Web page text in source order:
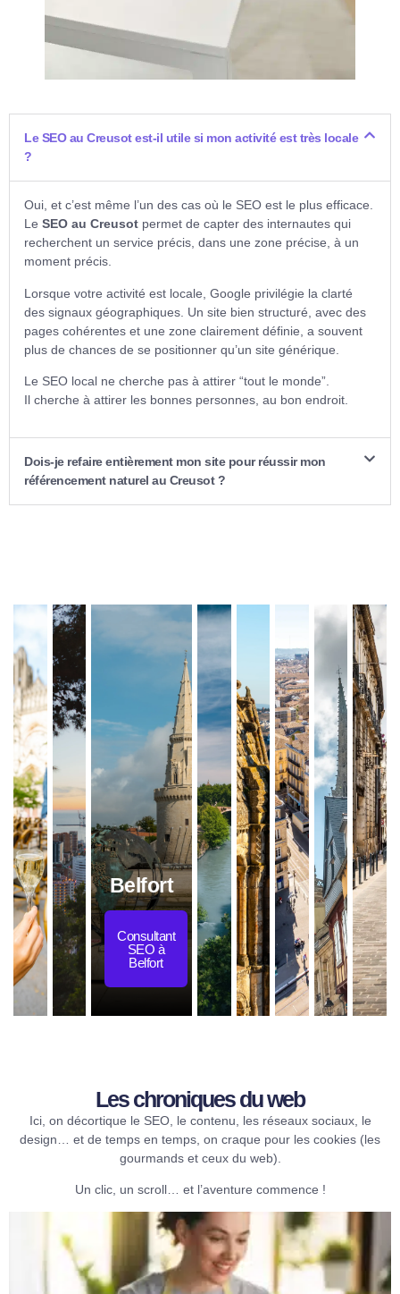
Le SEO au Creusot est-il utile si mon activité est très locale
?
Oui, et c’est même l’un des cas où le SEO est le plus efficace.
Le SEO au Creusot permet de capter des internautes qui
recherchent un service précis, dans une zone précise, à un
moment précis.
Lorsque votre activité est locale, Google privilégie la clarté
des signaux géographiques. Un site bien structuré, avec des
pages cohérentes et une zone clairement définie, a souvent
plus de chances de se positionner qu’un site générique.
Le SEO local ne cherche pas à attirer “tout le monde”.
Il cherche à attirer les bonnes personnes, au bon endroit.
Dois-je refaire entièrement mon site pour réussir mon
référencement naturel au Creusot ?
Belfort
Consultant
SEO à
Belfort
Les chroniques du web​
Ici, on décortique le SEO, le contenu, les réseaux sociaux, le
design… et de temps en temps, on craque pour les cookies (les
gourmands et ceux du web).
Un clic, un scroll… et l’aventure commence !